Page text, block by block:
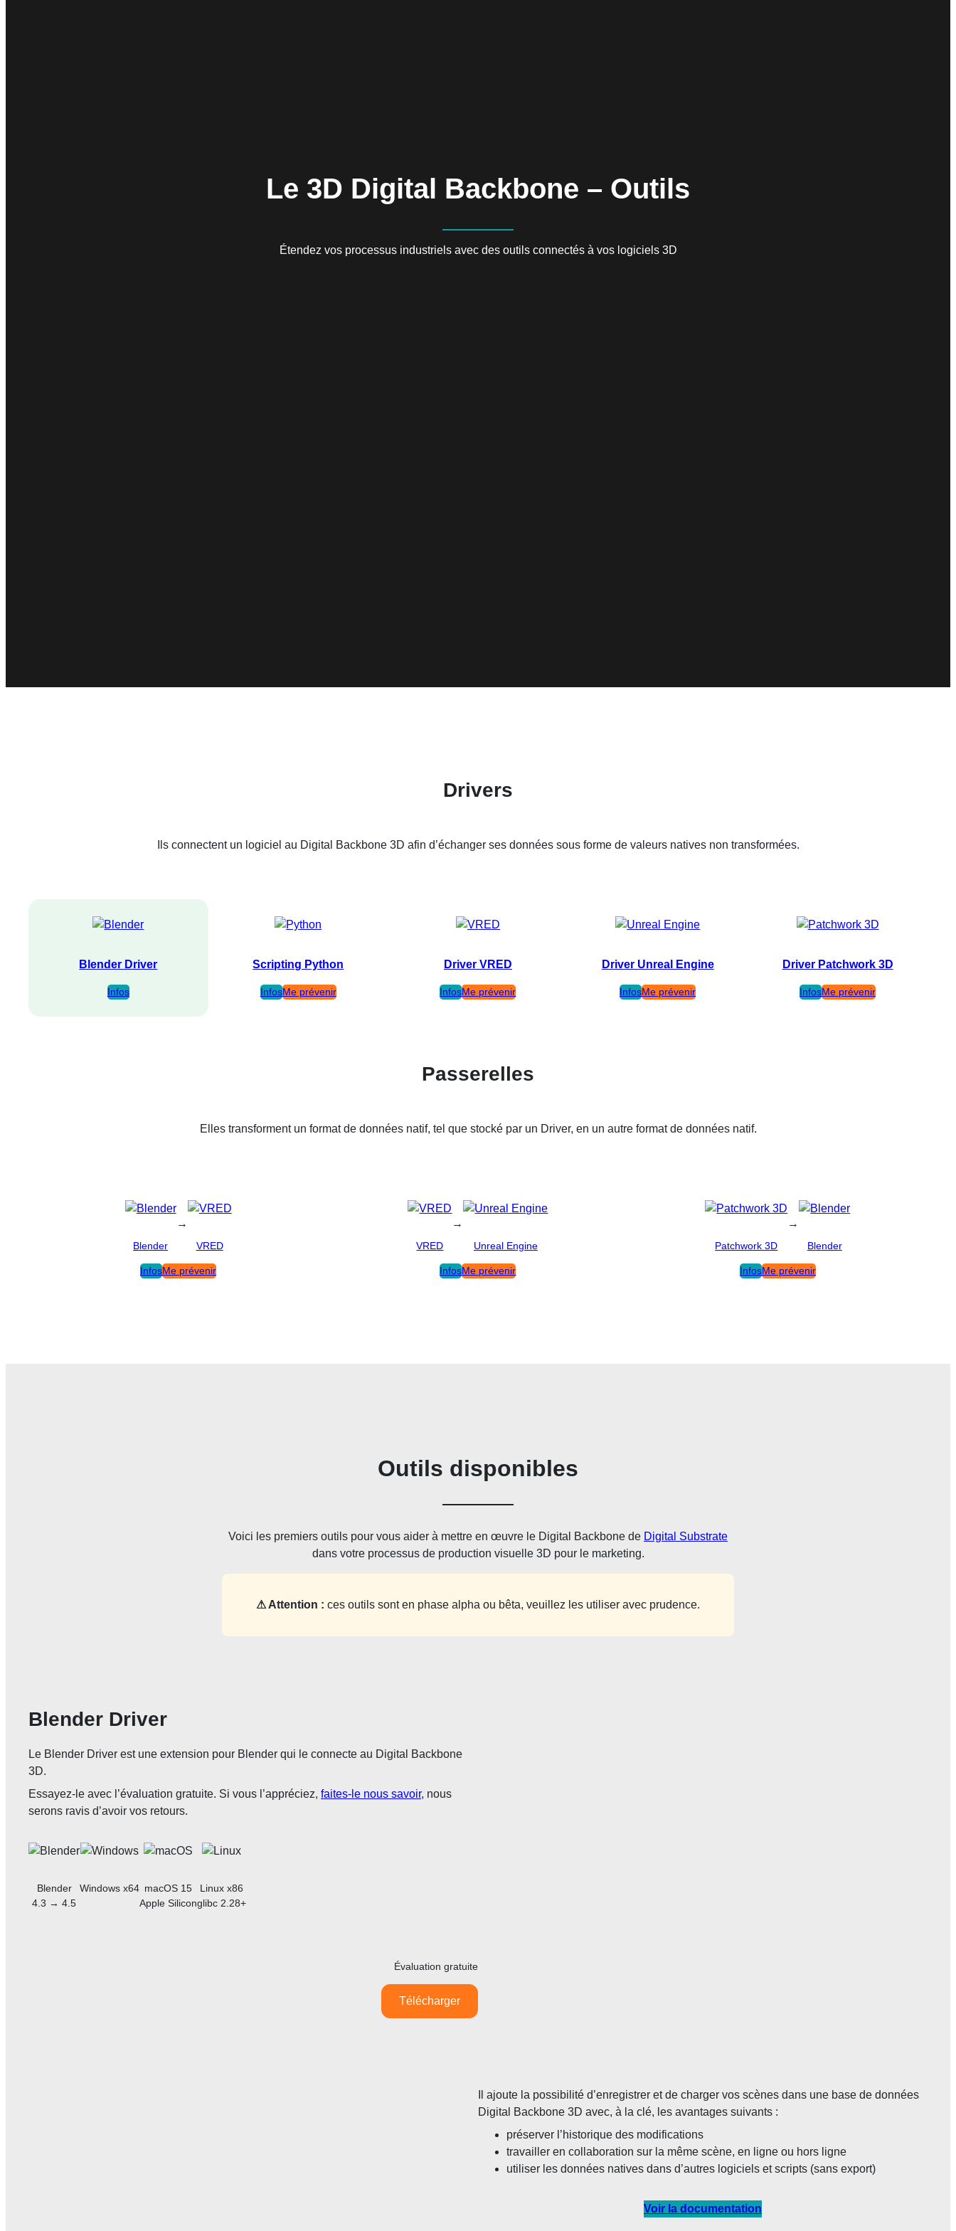
Le 3D Digital Backbone – Outils
Étendez vos processus industriels avec des outils connectés à vos logiciels 3D
Drivers
Ils connectent un logiciel au Digital Backbone 3D afin d’échanger ses données sous forme de valeurs natives non transformées.
Blender Driver
Infos
Scripting Python
InfosMe prévenir
Driver VRED
InfosMe prévenir
Driver Unreal Engine
InfosMe prévenir
Driver Patchwork 3D
InfosMe prévenir
Passerelles
Elles transforment un format de données natif, tel que stocké par un Driver, en un autre format de données natif.
Blender
→
VRED
InfosMe prévenir
VRED
→
Unreal Engine
InfosMe prévenir
Patchwork 3D
→
Blender
InfosMe prévenir
Outils disponibles
Voici les premiers outils pour vous aider à mettre en œuvre le Digital Backbone de Digital Substrate
dans votre processus de production visuelle 3D pour le marketing.
⚠ Attention : ces outils sont en phase alpha ou bêta, veuillez les utiliser avec prudence.
Blender Driver
Le Blender Driver est une extension pour Blender qui le connecte au Digital Backbone
3D.
Essayez-le avec l’évaluation gratuite. Si vous l’appréciez, faites-le nous savoir, nous
serons ravis d’avoir vos retours.
Blender
4.3 → 4.5
Windows x64 macOS 15
Apple Silicon
Linux x86
glibc 2.28+
Évaluation gratuite
Télécharger
Il ajoute la possibilité d’enregistrer et de charger vos scènes dans une base de données
Digital Backbone 3D avec, à la clé, les avantages suivants :
préserver l’historique des modifications
travailler en collaboration sur la même scène, en ligne ou hors ligne
utiliser les données natives dans d’autres logiciels et scripts (sans export)
Voir la documentation